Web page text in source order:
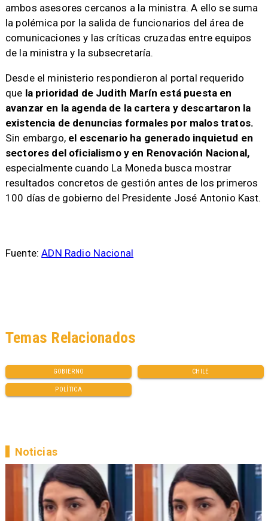
ambos asesores cercanos a la ministra. A ello se suma
la polémica por la salida de funcionarios del área de
comunicaciones y las críticas cruzadas entre equipos
de la ministra y la subsecretaría.
Desde el ministerio respondieron al portal requerido
que la prioridad de Judith Marín está puesta en
avanzar en la agenda de la cartera y descartaron la
existencia de denuncias formales por malos tratos.
Sin embargo,el escenario ha generado inquietud en
sectores del oficialismo y en Renovación Nacional,
especialmente cuando La Moneda busca mostrar
resultados concretos de gestión antes de los primeros
100 días de gobierno del Presidente José Antonio Kast.
Fuente:ADN Radio Nacional
GOBIERNO CHILE
POLÍTICA
Temas Relacionados
Noticias